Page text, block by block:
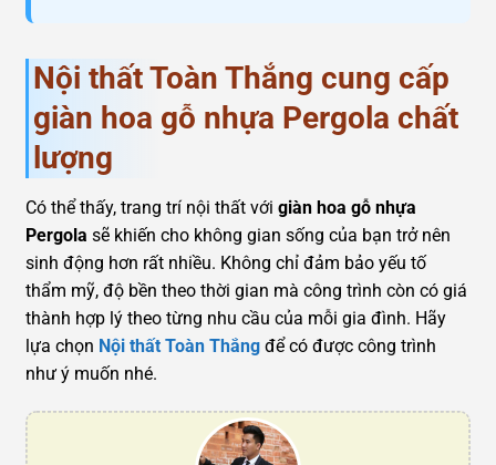
Nội thất Toàn Thắng cung cấp
giàn hoa gỗ nhựa Pergola chất
lượng
Có thể thấy, trang trí nội thất với giàn hoa gỗ nhựa
Pergola sẽ khiến cho không gian sống của bạn trở nên
sinh động hơn rất nhiều. Không chỉ đảm bảo yếu tố
thẩm mỹ, độ bền theo thời gian mà công trình còn có giá
thành hợp lý theo từng nhu cầu của mỗi gia đình. Hãy
lựa chọn Nội thất Toàn Thắng để có được công trình
như ý muốn nhé.